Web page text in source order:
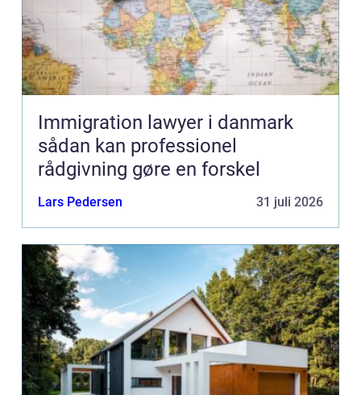
Immigration lawyer i danmark
sådan kan professionel
rådgivning gøre en forskel
Lars Pedersen 31 juli 2026